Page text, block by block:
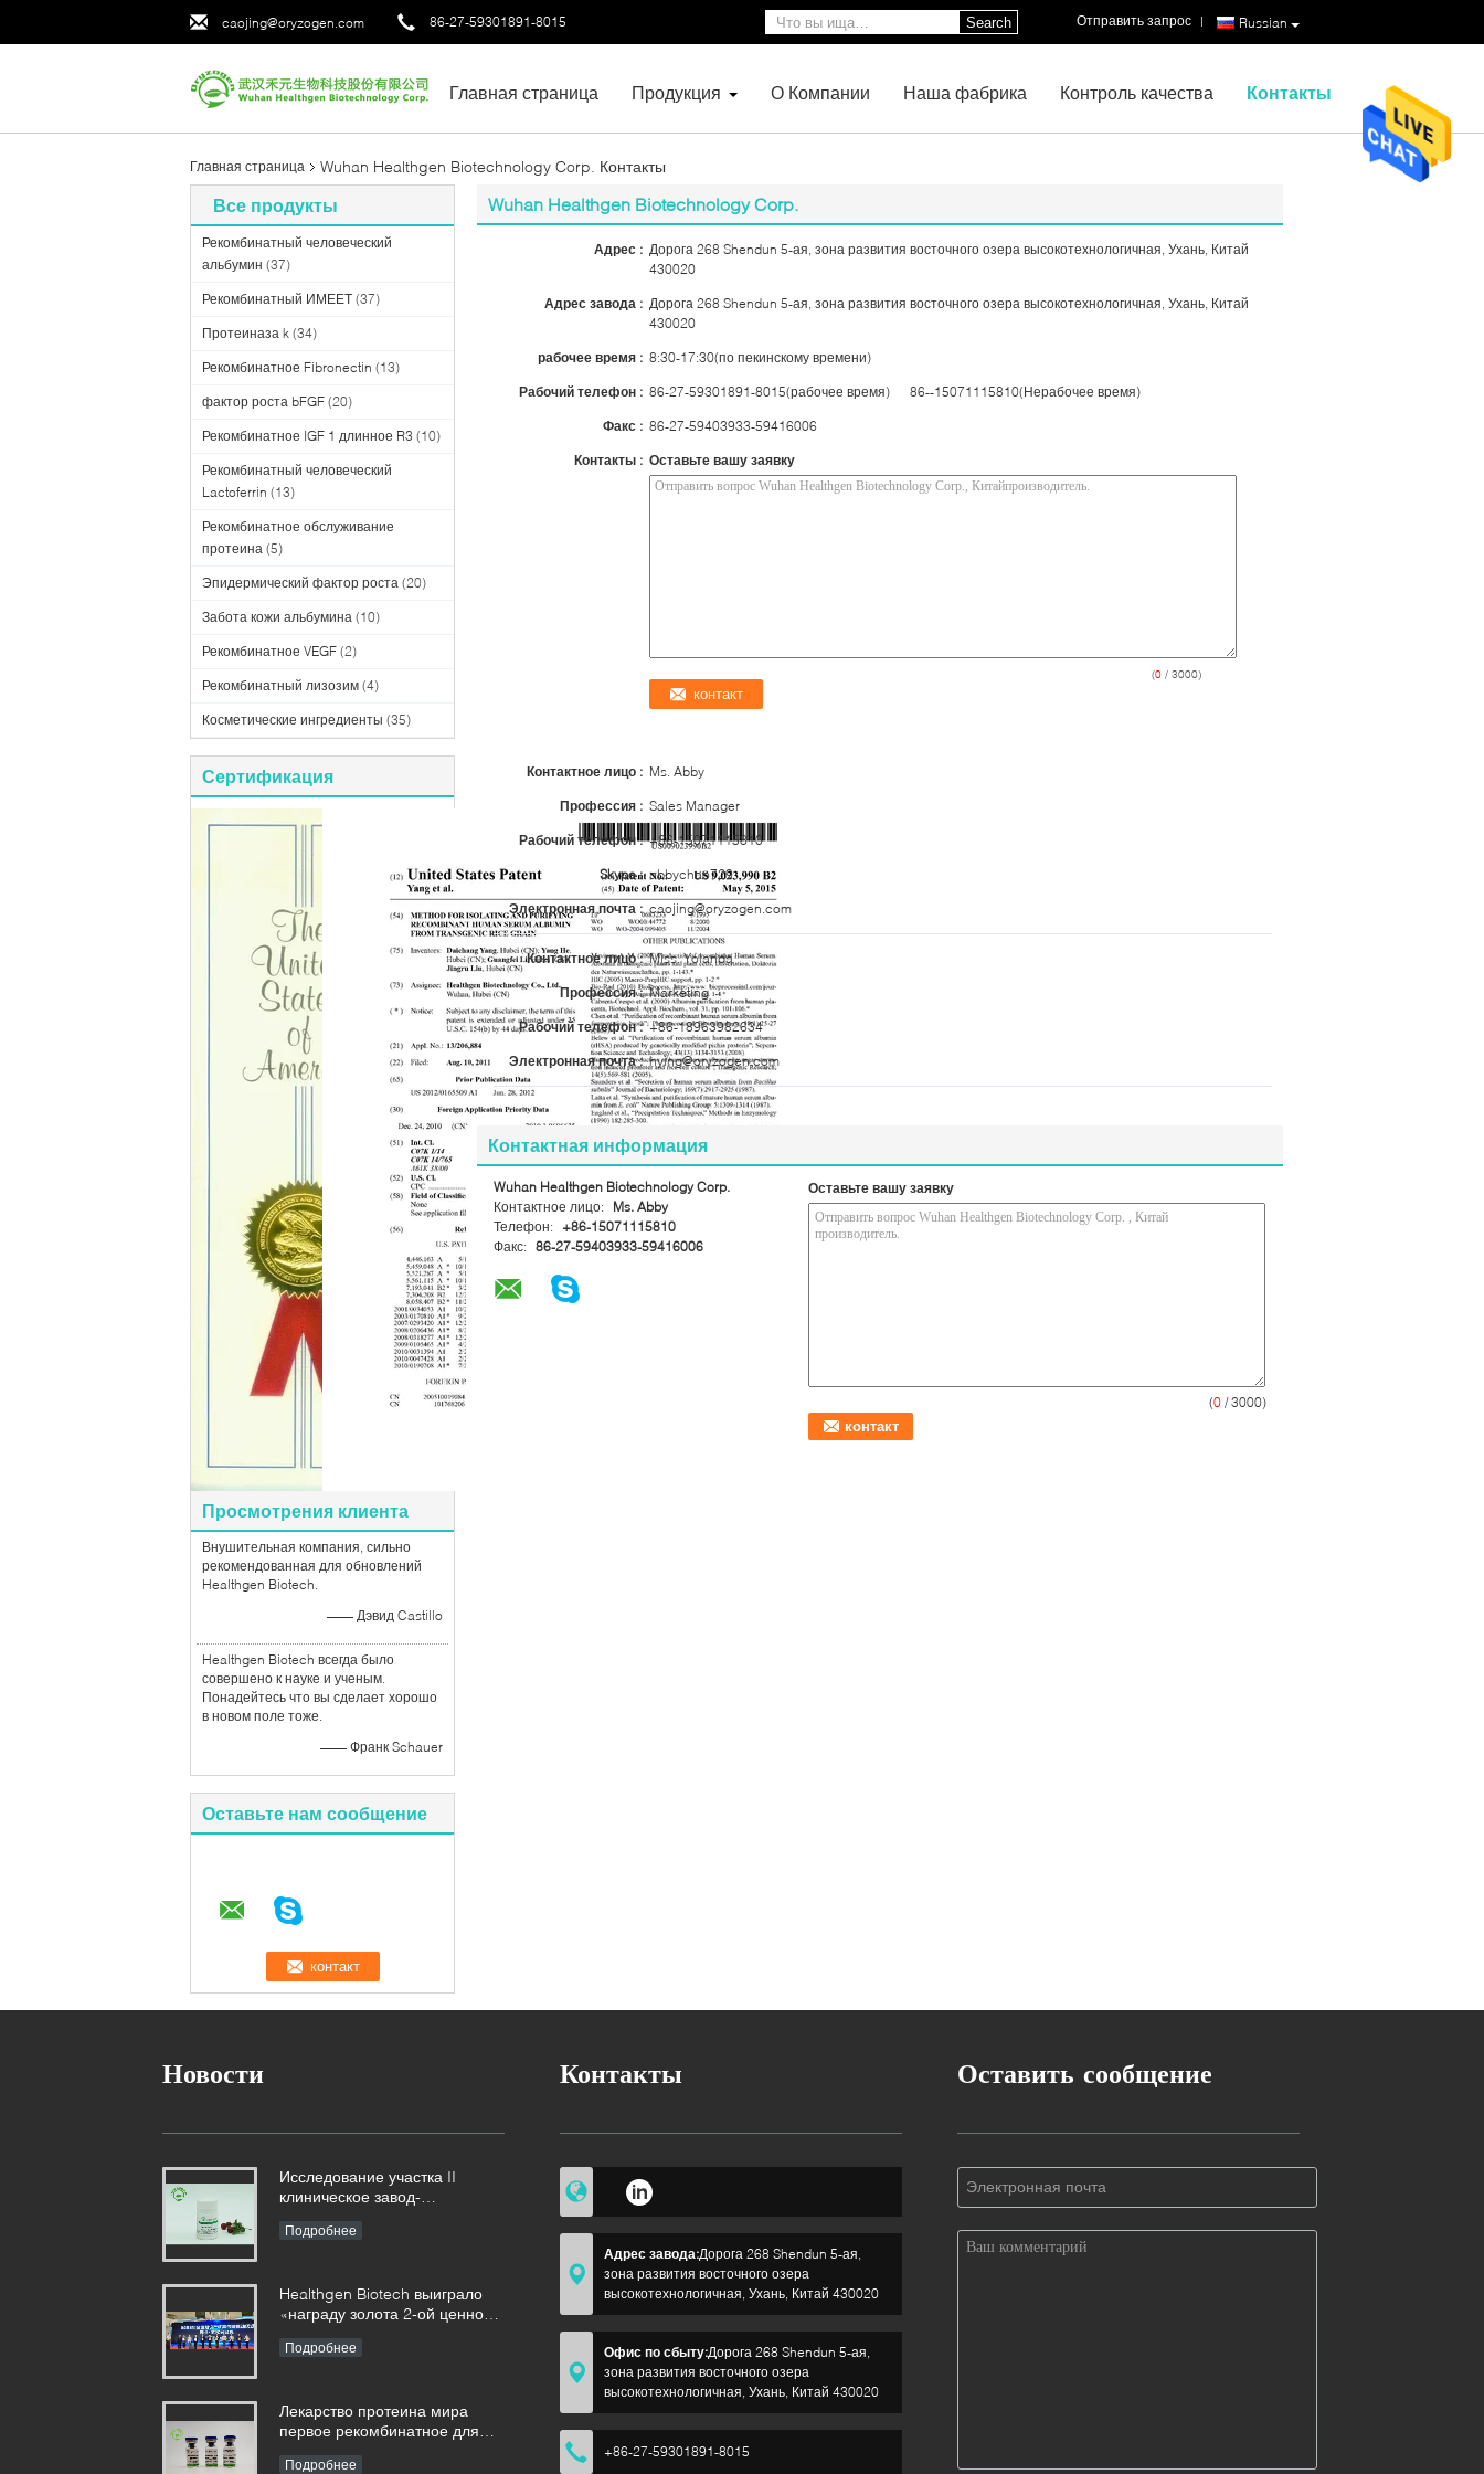
caojing@oryzogen.com 86-27-59301891-8015 Russian
Отправить запрос |
Search
Главная страница Продукция О Компании Наша фабрика Контроль качества Контакты
Главная страница Wuhan Healthgen Biotechnology Corp. Контакты
Все продукты
Рекомбинатный человеческий
альбумин (37)
Рекомбинатный ИМЕЕТ (37)
Протеиназа k (34)
Рекомбинатное Fibronectin (13)
фактор роста bFGF (20)
Рекомбинатное IGF 1 длинное R3 (10)
Рекомбинатный человеческий
Lactoferrin (13)
Рекомбинатное обслуживание
протеина (5)
Эпидермический фактор роста (20)
Забота кожи альбумина (10)
Рекомбинатное VEGF (2)
Рекомбинатный лизозим (4)
Косметические ингредиенты (35)
Сертификация
Просмотрения клиента
Внушительная компания, сильно
рекомендованная для обновлений
Healthgen Biotech.
—— Дэвид Castillo
Healthgen Biotech всегда было
совершено к науке и ученым.
Понадейтесь что вы сделает хорошо
в новом поле тоже.
—— Франк Schauer
Оставьте нам сообщение
Wuhan Healthgen Biotechnology Corp.
Адрес : Дорога 268 Shendun 5-ая, зона развития восточного озера высокотехнологичная, Ухань, Китай
430020
Адрес завода : Дорога 268 Shendun 5-ая, зона развития восточного озера высокотехнологичная, Ухань, Китай
430020
рабочее время : 8:30-17:30(по пекинскому времени)
Рабочий телефон : 86-27-59301891-8015(рабочее время) 86--15071115810(Нерабочее время)
Факс : 86-27-59403933-59416006
Контакты : Оставьте вашу заявку
(0 / 3000)
Контактное лицо : Ms. Abby
Профессия : Sales Manager
Рабочий телефон : +86-15071115810
Skype : abbychao729
Электронная почта : caojing@oryzogen.com
Контактное лицо : Miss. Yolanda
Профессия : Marketing
Рабочий телефон : +86-18963982634
Электронная почта : hying@oryzogen.com
Контактная информация
Wuhan Healthgen Biotechnology Corp.
Контактное лицо:
Ms. Abby
Телефон:
+86-15071115810
Факс: 86-27-59403933-59416006
Оставьте вашу заявку
(0 / 3000)
Новости
Исследование участка II
клиническое завод-
человеческого альбумина
Подробнее
Healthgen Biotech выиграло
«награду золота 2-ой ценной
провинции Хубэй»
Подробнее
Лекарство протеина мира
первое рекомбинатное для
было одобрено
Подробнее
Контакты
Адрес завода:Дорога 268 Shendun 5-ая,
зона развития восточного озера
высокотехнологичная, Ухань, Китай 430020
Офис по сбыту:Дорога 268 Shendun 5-ая,
зона развития восточного озера
высокотехнологичная, Ухань, Китай 430020
+86-27-59301891-8015
Оставить сообщение